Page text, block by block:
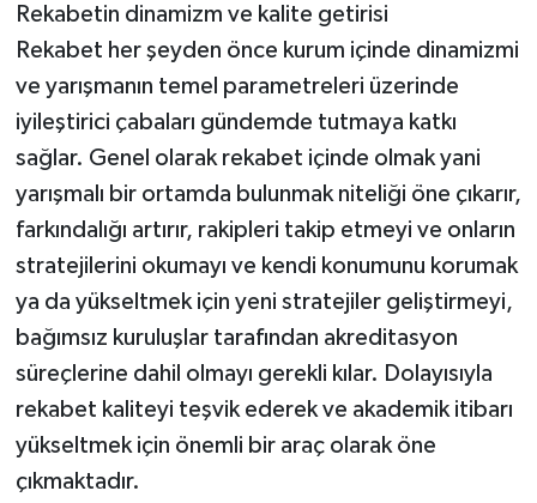
Rekabetin dinamizm ve kalite getirisi
Rekabet her şeyden önce kurum içinde dinamizmi
ve yarışmanın temel parametreleri üzerinde
iyileştirici çabaları gündemde tutmaya katkı
sağlar. Genel olarak rekabet içinde olmak yani
yarışmalı bir ortamda bulunmak niteliği öne çıkarır,
farkındalığı artırır, rakipleri takip etmeyi ve onların
stratejilerini okumayı ve kendi konumunu korumak
ya da yükseltmek için yeni stratejiler geliştirmeyi,
bağımsız kuruluşlar tarafından akreditasyon
süreçlerine dahil olmayı gerekli kılar. Dolayısıyla
rekabet kaliteyi teşvik ederek ve akademik itibarı
yükseltmek için önemli bir araç olarak öne
çıkmaktadır.